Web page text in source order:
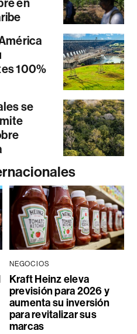
100%
se
NEGOCIOS
Kraft Heinz eleva
previsión para 2026 y
aumenta su inversión
para revitalizar sus
marcas